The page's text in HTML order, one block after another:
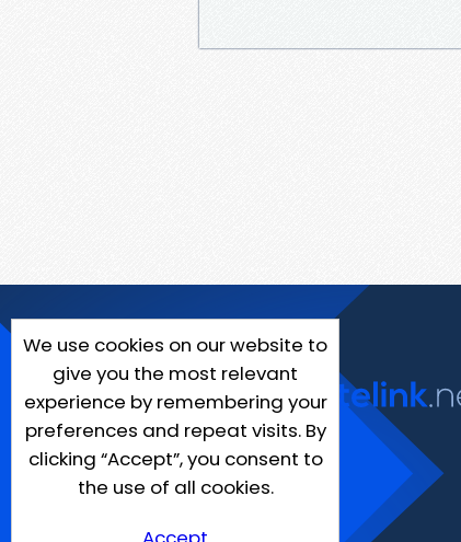
We use cookies on our website to
give you the most relevant
experience by remembering your
preferences and repeat visits. By
clicking “Accept”, you consent to
the use of all cookies.